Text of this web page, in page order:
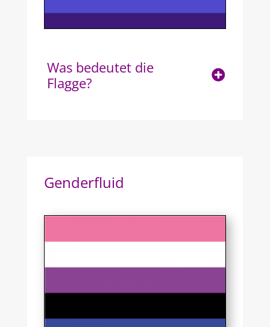
Was bedeutet die
Flagge?
Genderfluid